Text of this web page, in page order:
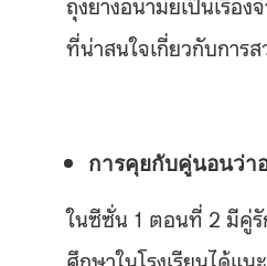
ที่น่าสนใจเกี่ยวกับการ
การคุยกับคู่นอนว่า
ในซีซั่น 1 ตอนที่ 2 มีคู่รั
ศึกษาในโรงเรียนได้แ